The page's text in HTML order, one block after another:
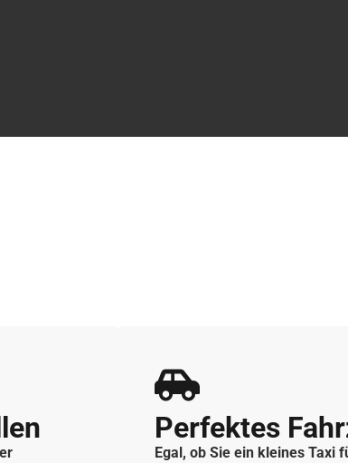
Perfektes
Egal, ob Sie ein kleines Taxi